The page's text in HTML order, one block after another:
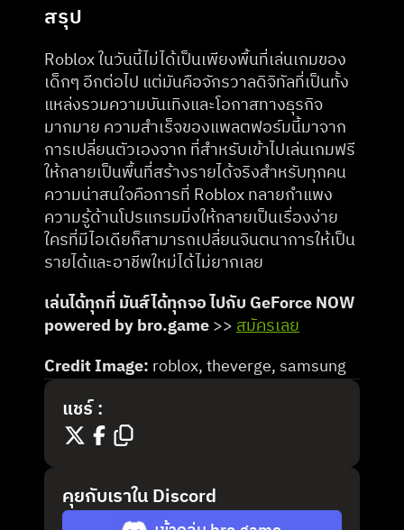
สรุป
Roblox ในวันนี้ไม่ได้เป็นเพียงพื้นที่เล่นเกมของ
เด็กๆ อีกต่อไป แต่มันคือจักรวาลดิจิทัลที่เป็นทั้ง
แหล่งรวมความบันเทิงและโอกาสทางธุรกิจ
มากมาย ความสำเร็จของแพลตฟอร์มนี้มาจาก
การเปลี่ยนตัวเองจาก ที่สำหรับเข้าไปเล่นเกมฟรี
ให้กลายเป็นพื้นที่สร้างรายได้จริงสำหรับทุกคน
ความน่าสนใจคือการที่ Roblox ทลายกำแพง
ความรู้ด้านโปรแกรมมิ่งให้กลายเป็นเรื่องง่าย
ใครที่มีไอเดียก็สามารถเปลี่ยนจินตนาการให้เป็น
รายได้และอาชีพใหม่ได้ไม่ยากเลย
เล่นได้ทุกที่ มันส์ได้ทุกจอ ไปกับ GeForce NOW
powered by bro.game >> สมัครเลย
Credit Image: roblox, theverge, samsung
แชร์ :
คุยกับเราใน Discord